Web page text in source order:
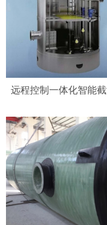
远程控制一体化智能